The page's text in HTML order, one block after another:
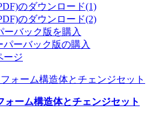
のダウンロード(1)
のダウンロード(2)
ーバック版を購入
ーバック版の購入
ージ
ーム構造体とチェンジセット